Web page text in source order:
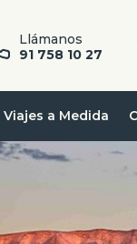
Llámanos
91 758 10 27
Viajes a Medida